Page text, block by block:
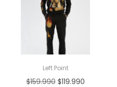
Left Point
$159.990 $119.990